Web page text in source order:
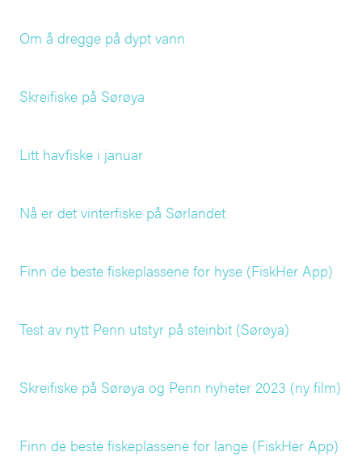
Om å dregge på dypt vann
Skreifiske på Sørøya
Litt havfiske i januar
Nå er det vinterfiske på Sørlandet
Finn de beste fiskeplassene for hyse (FiskHer App)
Test av nytt Penn utstyr på steinbit (Sørøya)
Skreifiske på Sørøya og Penn nyheter 2023 (ny film)
Finn de beste fiskeplassene for lange (FiskHer App)